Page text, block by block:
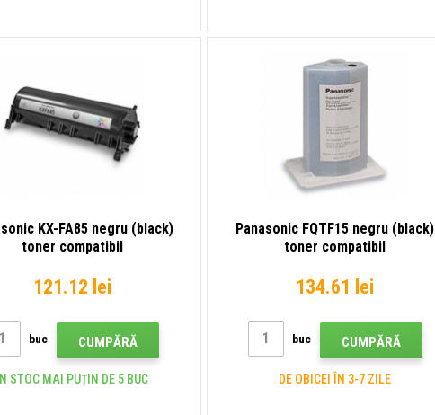
KX-FA85 negru (black)
toner compatibil
121.12 lei
buc CUMPĂRĂ
STOC MAI PUȚIN DE 5 BUC
Panasonic FQTF15 negru (black)
toner compatibil
134.61 lei
buc CUMPĂRĂ
DE OBICEI ÎN 3-7 ZILE